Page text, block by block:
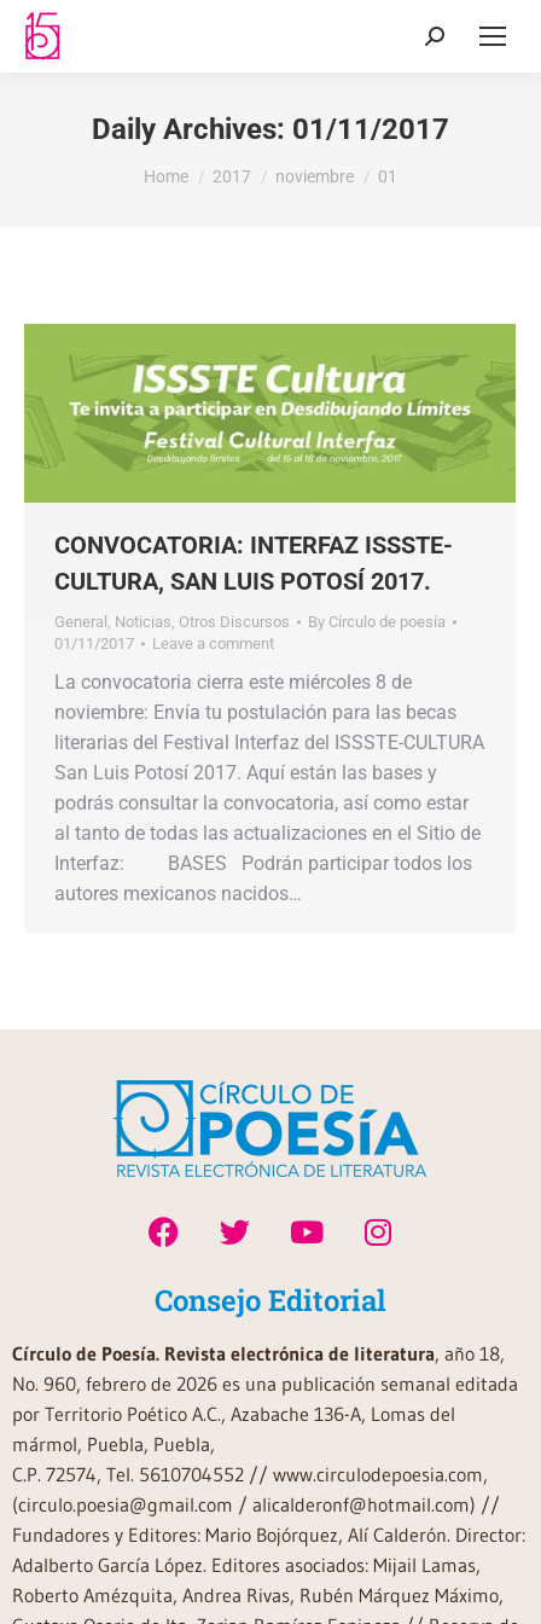
Daily Archives: 01/11/2017
You are here:
Home 2017 noviembre 01
CONVOCATORIA: INTERFAZ ISSSTE-
CULTURA, SAN LUIS POTOSÍ 2017.
General , Noticias, Otros Discursos By Círculo de poesía
01/11/2017
Leave a comment
La convocatoria cierra este miércoles 8 de
noviembre: Envía tu postulación para las becas
literarias del Festival Interfaz del ISSSTE-CULTURA
San Luis Potosí 2017. Aquí están las bases y
podrás consultar la convocatoria, así como estar
al tanto de todas las actualizaciones en el Sitio de
Interfaz: BASES Podrán participar todos los
autores mexicanos nacidos…
Consejo Editorial
Círculo de Poesía. Revista electrónica de literatura, año 18,
No. 960, febrero de 2026 es una publicación semanal editada
por Territorio Poético A.C., Azabache 136-A, Lomas del
mármol, Puebla, Puebla,
C.P. 72574, Tel. 5610704552 // www.circulodepoesia.com,
(circulo.poesia@gmail.com / alicalderonf@hotmail.com) //
Fundadores y Editores: Mario Bojórquez, Alí Calderón. Director:
Adalberto García López. Editores asociados: Mijail Lamas,
Roberto Amézquita, Andrea Rivas, Rubén Márquez Máximo,